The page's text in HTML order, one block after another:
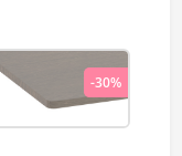
-30%